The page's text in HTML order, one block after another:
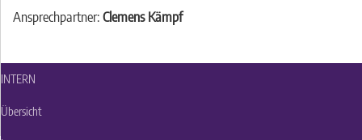
Ansprechpartner:Clemens Kämpf
INTERN
Übersicht